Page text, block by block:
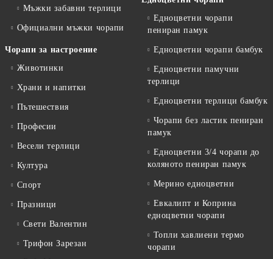
Мъжки забавни терлици
Официални мъжки чорапи
Чорапи за настроение
Животинки
Храни и напитки
Пътешествия
Професии
Весели терлици
Култура
Спорт
Празници
Свети Валентин
Трифон Зарезан
Едноцветни чорапи
пениран памук
Едноцветни чорапи бамбук
Едноцветни памучни
терлици
Едноцветни терлици бамбук
Чорапи без ластик пениран
памук
Едноцветни 3/4 чорапи до
коляното пениран памук
Мерино едноцветни
Евкалипт и Коприна
едноцветни чорапи
Топли хавлиени термо
чорапи